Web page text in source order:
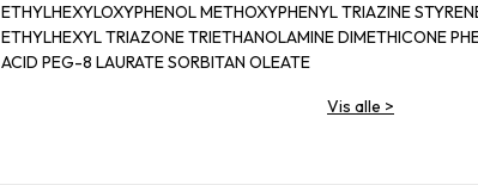
ETHYLHEXYLOXYPHENOL METHOXYPHENYL TRIAZINE
ETHYLHEXYL TRIAZONE TRIETHANOLAMINE DIMETHICONE
ACID PEG-8 LAURATE SORBITAN OLEATE
ACRYLATES CROSSPOLYMER-2 SILICA 2-OLEAMIDO-1,3-
Vis alle >